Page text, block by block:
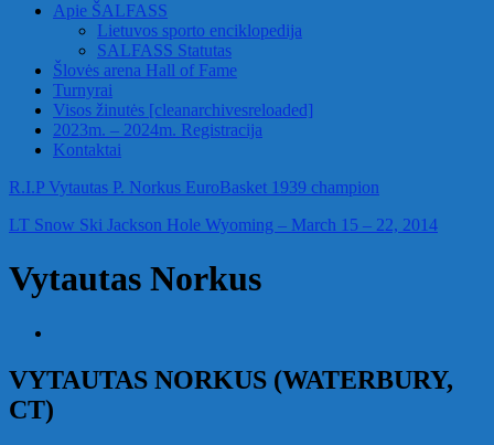
Apie ŠALFASS
Lietuvos sporto enciklopedija
SALFASS Statutas
Šlovės arena Hall of Fame
Turnyrai
Visos žinutės [cleanarchivesreloaded]
2023m. – 2024m. Registracija
Kontaktai
R.I.P Vytautas P. Norkus EuroBasket 1939 champion
LT Snow Ski Jackson Hole Wyoming – March 15 – 22, 2014
Vytautas Norkus
VYTAUTAS NORKUS (WATERBURY,
CT)